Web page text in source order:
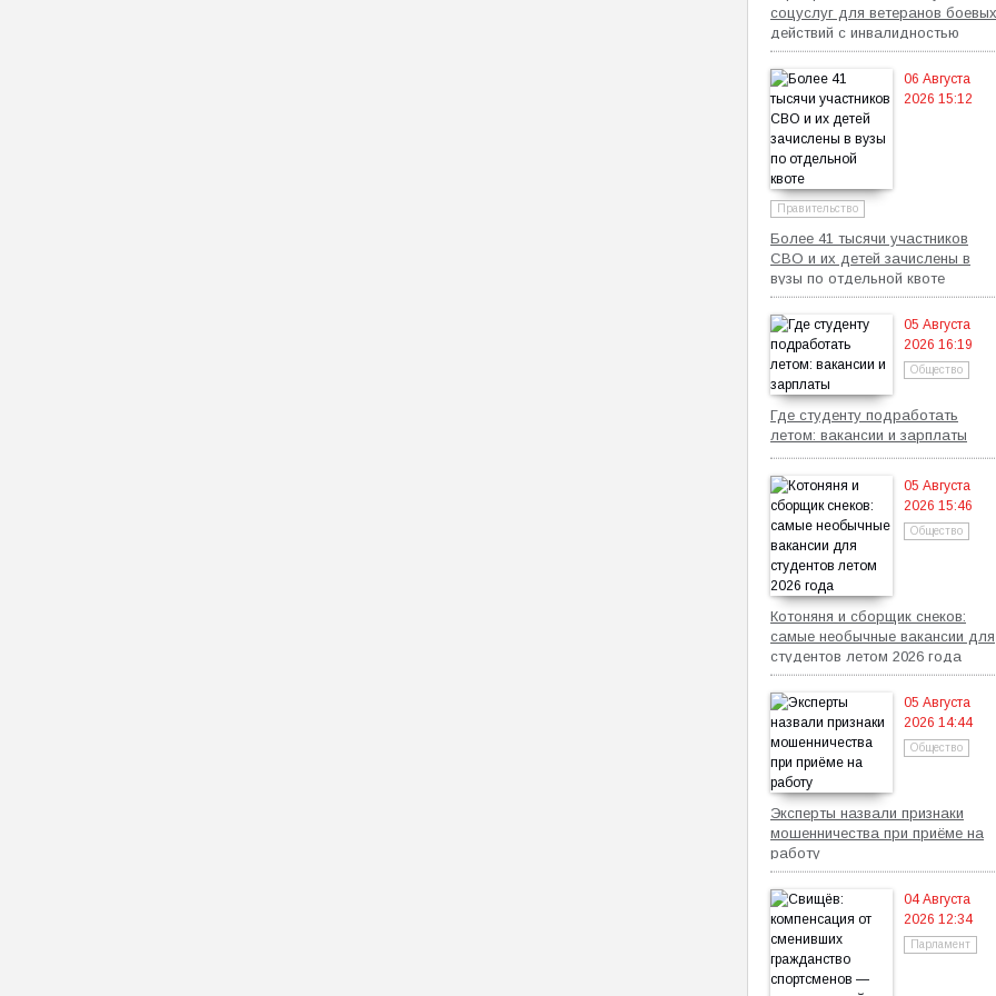
соцуслуг для ветеранов боевых
действий с инвалидностью
06 Августа
2026 15:12
Правительство
Более 41 тысячи участников
СВО и их детей зачислены в
вузы по отдельной квоте
05 Августа
2026 16:19
Общество
Где студенту подработать
летом: вакансии и зарплаты
05 Августа
2026 15:46
Общество
Котоняня и сборщик снеков:
самые необычные вакансии для
студентов летом 2026 года
05 Августа
2026 14:44
Общество
Эксперты назвали признаки
мошенничества при приёме на
работу
04 Августа
2026 12:34
Парламент